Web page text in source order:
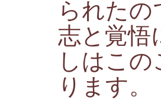
られた
志と覚悟
しはこ
ります。